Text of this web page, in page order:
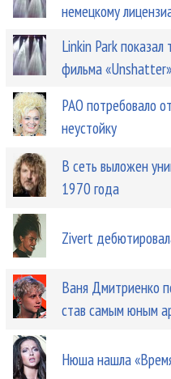
немецкому
Linkin Park показал
фильма «Unshatter»
РАО потребовало
неустойку
В сеть выложен
1970 года
Zivert
Ваня Дмитриенко
став самым юным
Нюша нашла